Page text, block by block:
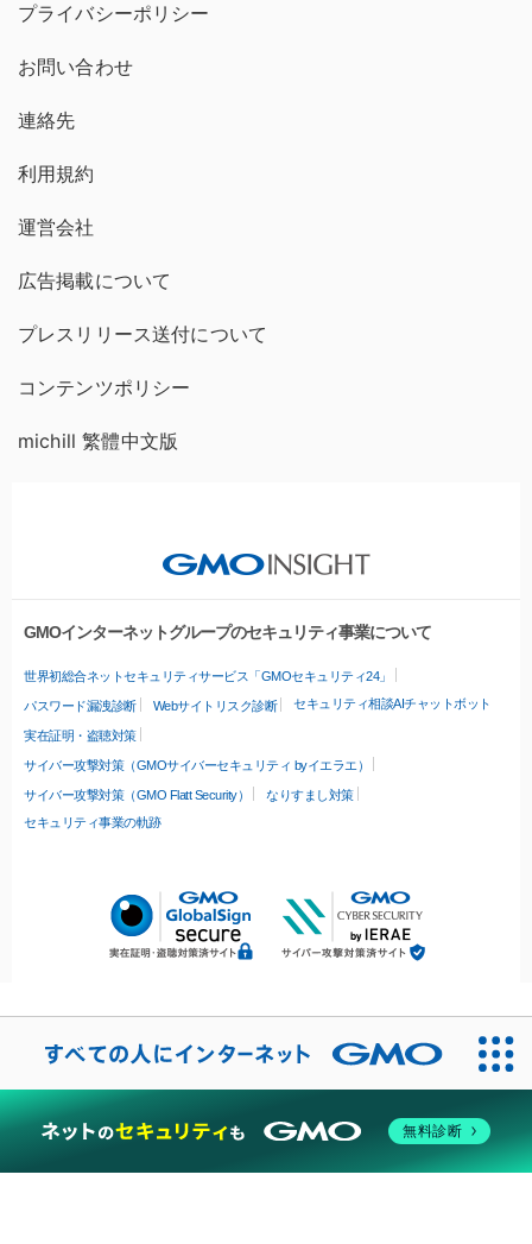
プライバシーポリシー
お問い合わせ
連絡先
利用規約
運営会社
広告掲載について
プレスリリース送付について
コンテンツポリシー
michill 繁體中文版
GMOインターネットグループのセキュリティ事業について
世界初総合ネットセキュリティサービス「GMOセキュリティ24」
パスワード漏洩診断 Webサイトリスク診断 セキュリティ相談AIチャットボット
実在証明・盗聴対策
サイバー攻撃対策（GMOサイバーセキュリティ byイエラエ）
サイバー攻撃対策（GMO Flatt Security）
なりすまし対策
セキュリティ事業の軌跡
無料診断